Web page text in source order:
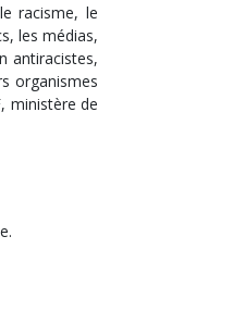
racisme, le
les médias,
antiracistes,
organismes
ministère de